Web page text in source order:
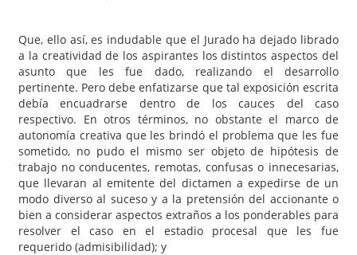
Que, ello así, es indudable que el Jurado ha dejado librado
a la creatividad de los aspirantes los distintos aspectos del
asunto que les fue dado, realizando el desarrollo
pertinente. Pero debe enfatizarse que tal exposición escrita
debía encuadrarse dentro de los cauces del caso
respectivo. En otros términos, no obstante el marco de
autonomía creativa que les brindó el problema que les fue
sometido, no pudo el mismo ser objeto de hipótesis de
trabajo no conducentes, remotas, confusas o innecesarias,
que llevaran al emitente del dictamen a expedirse de un
modo diverso al suceso y a la pretensión del accionante o
bien a considerar aspectos extraños a los ponderables para
resolver el caso en el estadio procesal que les fue
requerido (admisibilidad); y